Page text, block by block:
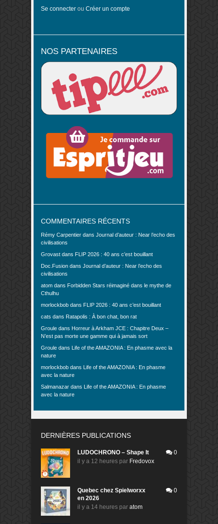
Se connecter ou Créer un compte
NOS PARTENAIRES
COMMENTAIRES RÉCENTS
Rémy Carpentier dans Journal d’auteur : Near l’echo des
civilisations
Grovast dans FLIP 2026 : 40 ans c’est bouillant
Doc.Fusion dans Journal d’auteur : Near l’echo des
civilisations
atom dans Forbidden Stars réimaginé dans le mythe de
Cthulhu
morlockbob dans FLIP 2026 : 40 ans c’est bouillant
cats dans Ratapolis : À bon chat, bon rat
Groule dans Horreur à Arkham JCE : Chapitre Deux –
N’est pas morte une gamme qui à jamais sort
Groule dans Life of the AMAZONIA : En phasme avec la
nature
morlockbob dans Life of the AMAZONIA : En phasme
avec la nature
Salmanazar dans Life of the AMAZONIA : En phasme
avec la nature
DERNIÈRES PUBLICATIONS
LUDOCHRONO – Shape It
il y a 12 heures par Fredovox
0
Quebec chez Spielworxx
en 2026
il y a 14 heures par atom
0